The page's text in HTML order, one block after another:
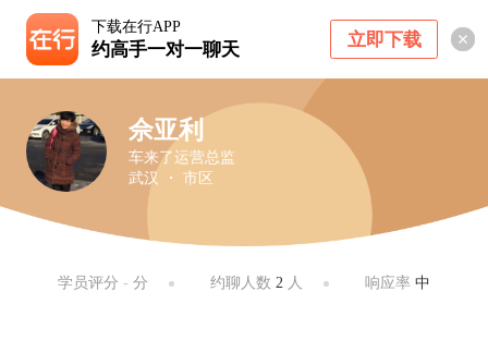
下载在行APP
约高手一对一聊天 立即下载
佘亚利
车来了运营总监
武汉 ・ 市区
学员评分 - 分 约聊人数 2 人 响应率中